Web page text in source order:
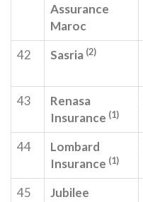
Assurance
Maroc
42 Sasria (2)
43
Renasa
Insurance (1)
44
Lombard
Insurance (1)
45
Jubilee